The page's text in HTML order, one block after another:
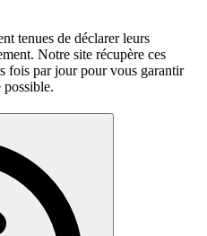
tenues de déclarer leurs
Notre site récupère ces
fois par jour pour vous garantir
possible.